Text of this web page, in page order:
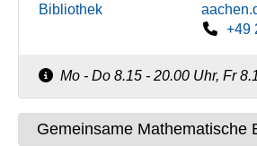
Bibliothek
+49
Mo - Do 8.15 - 20.00 Uhr, Fr
Gemeinsame Mathematische